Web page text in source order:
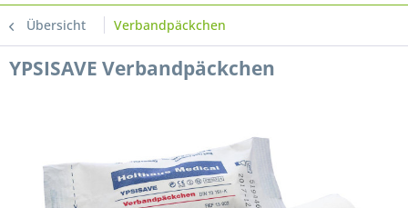
Übersicht Verbandpäckchen
YPSISAVE Verbandpäckchen